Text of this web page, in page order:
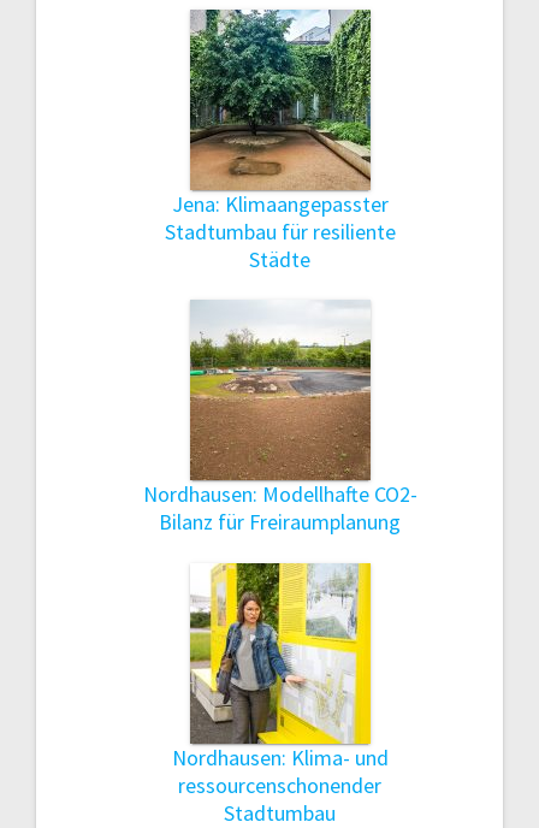
Jena: Klimaangepasster
Stadtumbau für resiliente
Städte
Nordhausen: Modellhafte CO2-
Bilanz für Freiraumplanung
Nordhausen: Klima- und
ressourcenschonender
Stadtumbau